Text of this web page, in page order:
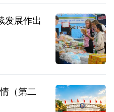
发展作出
（第二